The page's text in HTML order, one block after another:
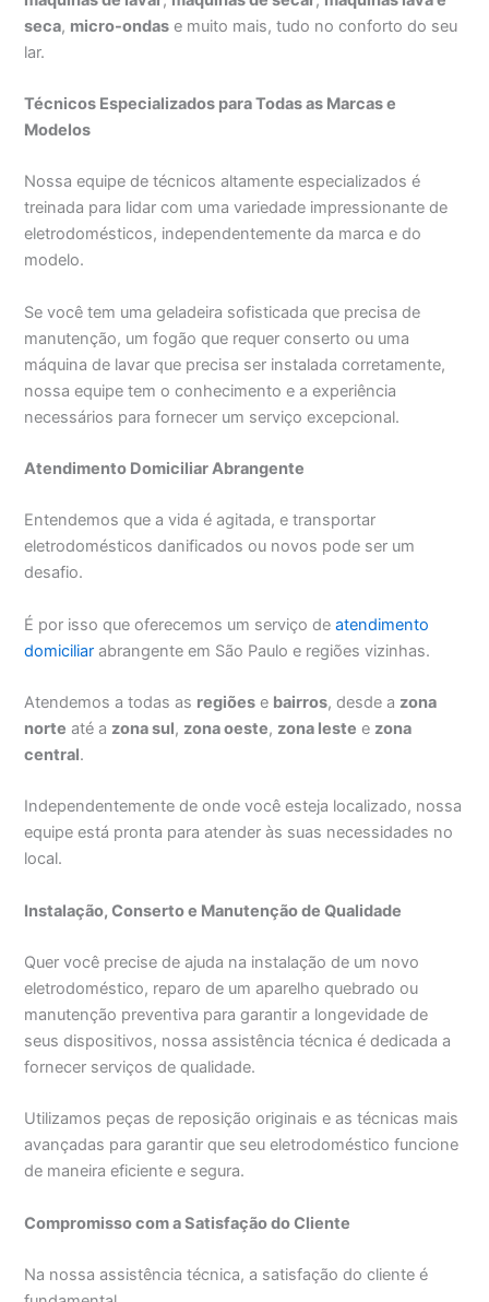
seca, micro-ondas e muito mais, tudo no conforto do seu
lar.
Técnicos Especializados para Todas as Marcas e
Modelos
Nossa equipe de técnicos altamente especializados é
treinada para lidar com uma variedade impressionante de
eletrodomésticos, independentemente da marca e do
modelo.
Se você tem uma geladeira sofisticada que precisa de
manutenção, um fogão que requer conserto ou uma
máquina de lavar que precisa ser instalada corretamente,
nossa equipe tem o conhecimento e a experiência
necessários para fornecer um serviço excepcional.
Atendimento Domiciliar Abrangente
Entendemos que a vida é agitada, e transportar
eletrodomésticos danificados ou novos pode ser um
desafio.
É por isso que oferecemos um serviço deatendimento
domiciliar abrangente em São Paulo e regiões vizinhas.
Atendemos a todas as regiões e bairros, desde a zona
norte até a zona sul, zona oeste, zona leste e zona
central.
Independentemente de onde você esteja localizado, nossa
equipe está pronta para atender às suas necessidades no
local.
Instalação, Conserto e Manutenção de Qualidade
Quer você precise de ajuda na instalação de um novo
eletrodoméstico, reparo de um aparelho quebrado ou
manutenção preventiva para garantir a longevidade de
seus dispositivos, nossa assistência técnica é dedicada a
fornecer serviços de qualidade.
Utilizamos peças de reposição originais e as técnicas mais
avançadas para garantir que seu eletrodoméstico funcione
de maneira eficiente e segura.
Compromisso com a Satisfação do Cliente
Na nossa assistência técnica, a satisfação do cliente é